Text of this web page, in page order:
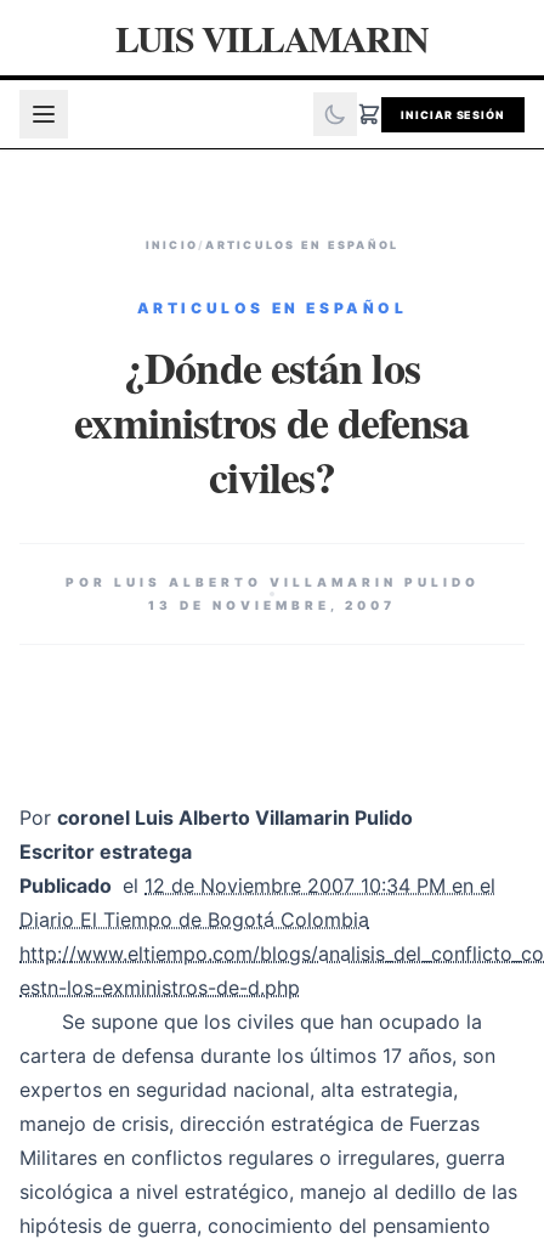
LUIS VILLAMARIN
INICIAR SESIÓN
INICIO /ARTICULOS EN ESPAÑOL
ARTICULOS EN ESPAÑOL
¿Dónde están los
exministros de defensa
civiles?
POR LUIS ALBERTO VILLAMARIN PULIDO
13 DE NOVIEMBRE, 2007
Por coronel Luis Alberto Villamarin Pulido
Escritor estratega
Publicado el 12 de Noviembre 2007 10:34 PM en el
Diario El Tiempo de Bogotá Colombia
http://www.eltiempo.com/blogs/
estn-los-exministros-de-d.php
Se supone que los civiles que han ocupado la
cartera de defensa durante los últimos 17 años, son
expertos en seguridad nacional, alta estrategia,
manejo de crisis, dirección estratégica de Fuerzas
Militares en conflictos regulares o irregulares, guerra
sicológica a nivel estratégico, manejo al dedillo de las
hipótesis de guerra, conocimiento del pensamiento